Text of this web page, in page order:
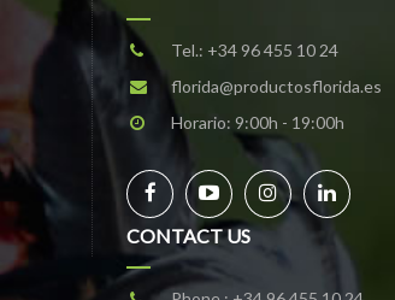
Tel.: +34 96 455 10 24
florida@productosflorida.es
Horario: 9:00h - 19:00h
CONTACT US